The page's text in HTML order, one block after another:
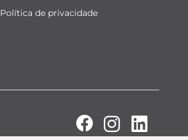
Política de privacidade